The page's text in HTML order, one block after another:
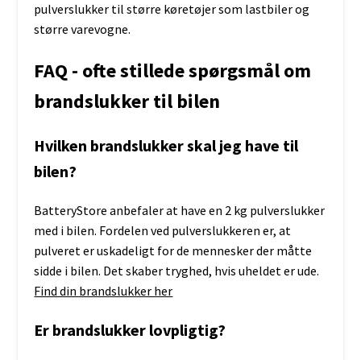
pulverslukker til større køretøjer som lastbiler og
større varevogne.
FAQ - ofte stillede spørgsmål om
brandslukker til bilen
Hvilken brandslukker skal jeg have til
bilen?
BatteryStore anbefaler at have en 2 kg pulverslukker
med i bilen. Fordelen ved pulverslukkeren er, at
pulveret er uskadeligt for de mennesker der måtte
sidde i bilen. Det skaber tryghed, hvis uheldet er ude.
Find din brandslukker her
Er brandslukker lovpligtig?